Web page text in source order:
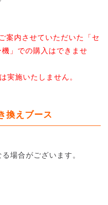
案内させていただいた「セ
」での購入はできませ
実施いたしません。
換えブース
場合がございます。